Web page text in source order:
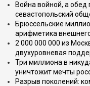
Война войной, а обед
севастопольский
Брюссельские
арифметика
2 000 000 000 из
двухуровневая
Три миллиона в
уничтожит мечты
Разрыв поколений: